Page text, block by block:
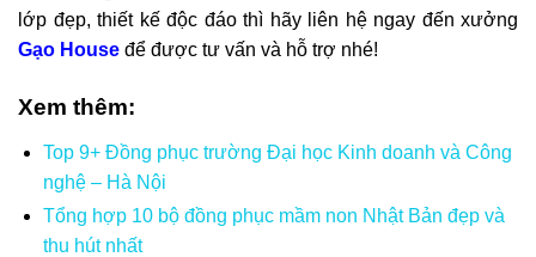
lớp đẹp, thiết kế độc đáo thì hãy liên hệ ngay đến xưởng
Gạo House để được tư vấn và hỗ trợ nhé!
Xem thêm:
Top 9+ Đồng phục trường Đại học Kinh doanh và Công
nghệ – Hà Nội
Tổng hợp 10 bộ đồng phục mầm non Nhật Bản đẹp và
thu hút nhất